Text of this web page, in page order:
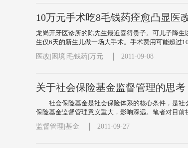
10万元手术吃8毛钱药痊愈凸显医
龙岗开牙医诊所的陈先生最近喜得贵子。可儿子降
生仅6天的新生儿做一场大手术。手术费用可能超过
医改|困境|毛钱药|万元
2011-09-08
关于社会保险基金监督管理的思考
社会保险基金是社会保险体系的核心条件，是社
保险基金监督管理意义重大，影响深远。笔者对目
监督管理|基金
2011-09-27